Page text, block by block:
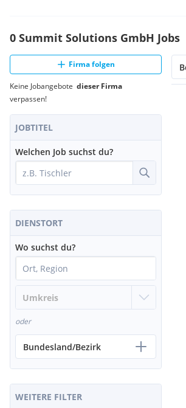
0 Summit Solutions GmbH Jobs
Firma folgen
Keine Jobangebote dieser Firma
verpassen!
JOBTITEL
Welchen Job suchst du?
DIENSTORT
Wo suchst du?
oder
Bundesland/Bezirk
WEITERE FILTER